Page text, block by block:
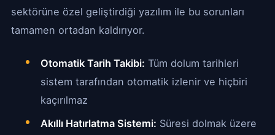
sektörüne özel geliştirdiği yazılım ile bu sorunları
tamamen ortadan kaldırıyor.
Otomatik Tarih Takibi: Tüm dolum tarihleri
sistem tarafından otomatik izlenir ve hiçbiri
kaçırılmaz
Akıllı Hatırlatma Sistemi: Süresi dolmak üzere